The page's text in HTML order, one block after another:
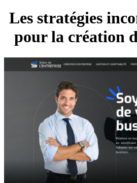
Les stratégies
pour la création